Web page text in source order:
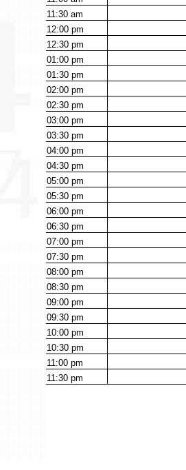
11:30am
12:00pm
12:30pm
01:00pm
01:30pm
02:00pm
02:30pm
03:00pm
03:30pm
04:00pm
04:30pm
05:00pm
05:30pm
06:00pm
06:30pm
07:00pm
07:30pm
08:00pm
08:30pm
09:00pm
09:30pm
10:00pm
10:30pm
11:00pm
11:30pm